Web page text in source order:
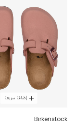
إضافة سريعة
Birkenstock